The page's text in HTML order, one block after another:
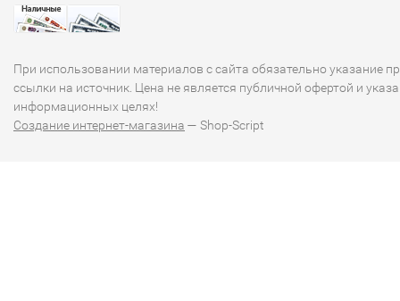
При использовании материалов с сайта обязательно указание
ссылки на источник. Цена не является публичной офертой и
информационных целях!
Создание интернет-магазина — Shop-Script